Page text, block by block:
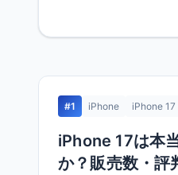
#1 iPhone iPhone 17
iPhone 17は本
か？販売数・